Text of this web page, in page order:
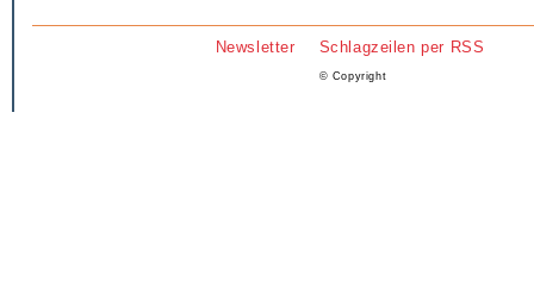
Newsletter Schlagzeilen per RSS
© Copyright